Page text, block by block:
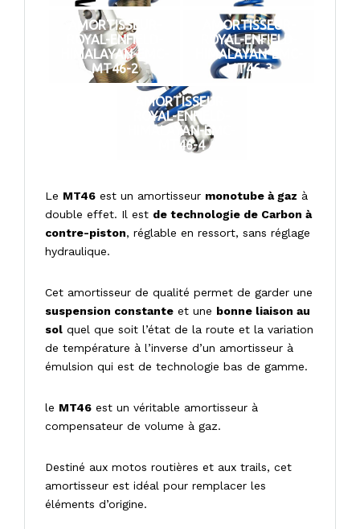
AMORTISSEUR-
ROYAL-ENFIELD-
HIMALAYAN-EMC-
MT46-2
AMORTISSEUR-
ROYAL-ENFIELD-
HIMALAYAN-EMC-
MT46-3
AMORTISSEUR-
ROYAL-ENFIELD-
HIMALAYAN-EMC-
MT46-4
Le MT46 est un amortisseur monotube à gaz à
double effet. Il est de technologie de Carbon à
contre-piston, réglable en ressort, sans réglage
hydraulique.
Cet amortisseur de qualité permet de garder une
suspension constante et une bonne liaison au
sol quel que soit l’état de la route et la variation
de température à l’inverse d’un amortisseur à
émulsion qui est de technologie bas de gamme.
le MT46 est un véritable amortisseur à
compensateur de volume à gaz.
Destiné aux motos routières et aux trails, cet
amortisseur est idéal pour remplacer les
éléments d’origine.